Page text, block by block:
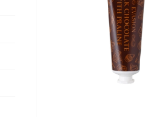
В корзину